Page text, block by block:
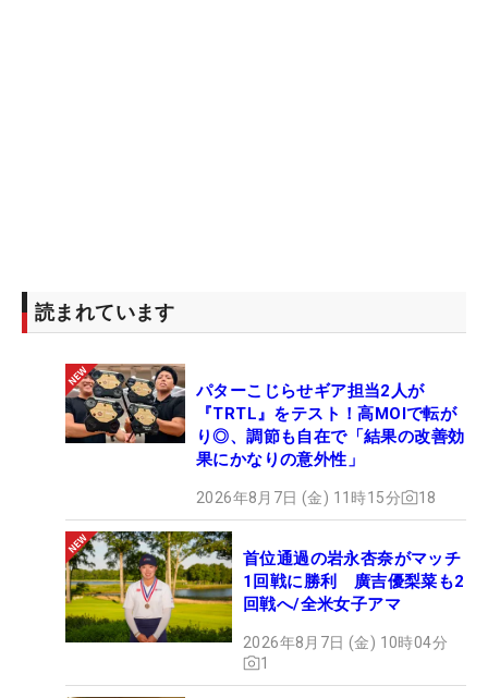
読まれています
パターこじらせギア担当2人が
『TRTL』をテスト！高MOIで転が
り◎、調節も自在で「結果の改善効
果にかなりの意外性」
2026年8月7日 (金) 11時15分 18
首位通過の岩永杏奈がマッチ
1回戦に勝利 廣吉優梨菜も2
回戦へ/全米女子アマ
2026年8月7日 (金) 10時04分
1